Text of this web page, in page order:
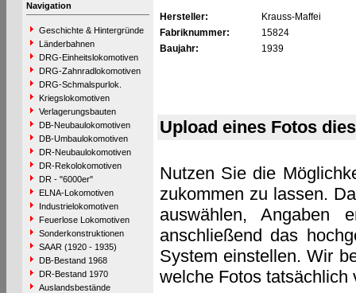
Navigation
Geschichte & Hintergründe
Länderbahnen
DRG-Einheitslokomotiven
DRG-Zahnradlokomotiven
DRG-Schmalspurlok.
Kriegslokomotiven
Verlagerungsbauten
DB-Neubaulokomotiven
DB-Umbaulokomotiven
DR-Neubaulokomotiven
DR-Rekolokomotiven
DR - "6000er"
ELNA-Lokomotiven
Industrielokomotiven
Feuerlose Lokomotiven
Sonderkonstruktionen
SAAR (1920 - 1935)
DB-Bestand 1968
DR-Bestand 1970
Auslandsbestände
Hersteller:
Krauss-Maffei
Fabriknummer:
15824
Baujahr:
1939
Upload eines Fotos
Nutzen Sie die
zukommen zu lassen.
auswählen, Angaben
anschließend das
System einstellen. Wir
welche Fotos tatsächlich